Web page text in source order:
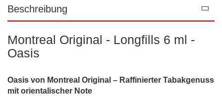
Beschreibung
Montreal Original - Longfills 6 ml -
Oasis
Oasis von Montreal Original – Raffinierter Tabakgenuss
mit orientalischer Note